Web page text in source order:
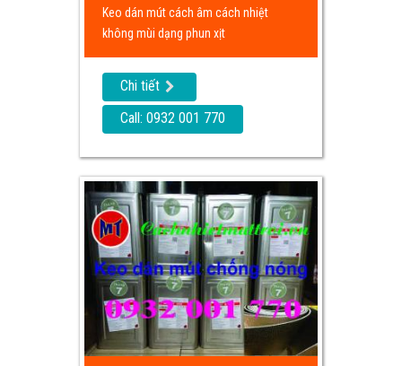
Keo dán mút cách âm cách nhiệt
không mùi dạng phun xịt
Chi tiết
Call: 0932 001 770